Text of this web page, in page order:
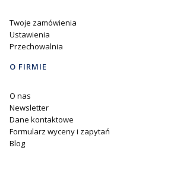
Twoje zamówienia
Ustawienia
Przechowalnia
O FIRMIE
O nas
Newsletter
Dane kontaktowe
Formularz wyceny i zapytań
Blog